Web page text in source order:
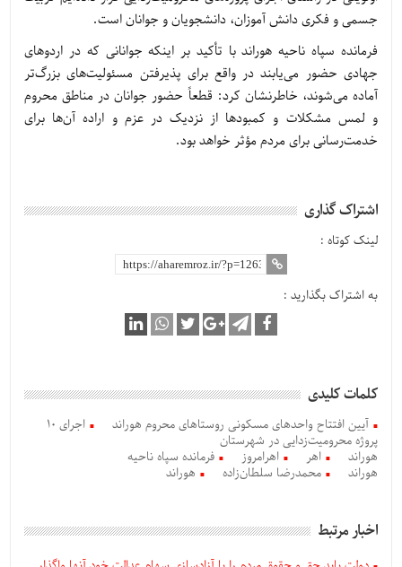
جسمی و فکری دانش آموزان، دانشجویان و جوانان است.
فرمانده سپاه ناحیه هوراند با تأکید بر اینکه جوانانی که در اردوهای
جهادی حضور می‌یابند در واقع برای پذیرفتن مسئولیت‌های بزرگ‌تر
آماده می‌شوند، خاطرنشان کرد: قطعاً حضور جوانان در مناطق محروم
و لمس مشکلات و کمبودها از نزدیک در عزم و اراده آن‌ها برای
خدمت‌رسانی برای مردم مؤثر خواهد بود.
اشتراک گذاری
لینک کوتاه :
به اشتراک بگذارید :
کلمات کلیدی
آیین افتتاح واحدهای مسکونی روستاهای محروم هوراند
اجرای 10
پروژه محرومیت‌زدایی در شهرستان
هوراند
اهر اهرامروز
فرمانده سپاه ناحیه
هوراند
محمدرضا سلطان‌زاده هوراند
اخبار مرتبط